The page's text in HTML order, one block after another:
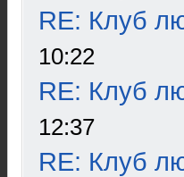
RE: Клуб
10:22
RE: Клуб
12:37
RE: Клуб